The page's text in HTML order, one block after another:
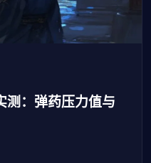
测：弹药压力值与